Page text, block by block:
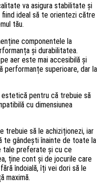
va asigura stabilitate și
ideal să te orientezi către
tău.
componentele la
și durabilitatea.
aer este mai accesibilă și
performanțe superioare, dar la
pentru că trebuie să
cu dimensiunea
trebuie să le achiziționezi, iar
te gândești înainte de toate la
tale preferate și cu ce
ține cont și de jocurile care
îndoială, îți vei dori să le
maximă.